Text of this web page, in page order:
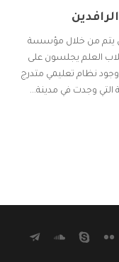
يتم من خلال مؤسسة
العلم يجلسون على
وجود نظام تعليمي متدرج
التي وجدت في مدينة...